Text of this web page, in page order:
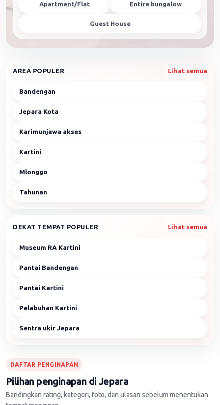
Apartment/Flat Entire bungalow
Guest House
AREA POPULER Lihat semua
Bandengan
Jepara Kota
Karimunjawa akses
Kartini
Mlonggo
Tahunan
DEKAT TEMPAT POPULER Lihat semua
Museum RA Kartini
Pantai Bandengan
Pantai Kartini
Pelabuhan Kartini
Sentra ukir Jepara
DAFTAR PENGINAPAN
Pilihan penginapan di Jepara
Bandingkan rating, kategori, foto, dan ulasan sebelum menentukan